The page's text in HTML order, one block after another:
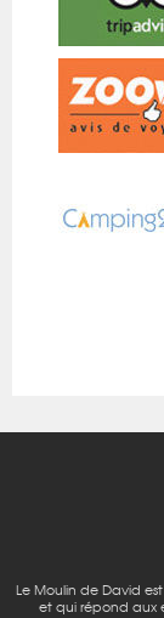
Le Moulin de David
et qui répond aux